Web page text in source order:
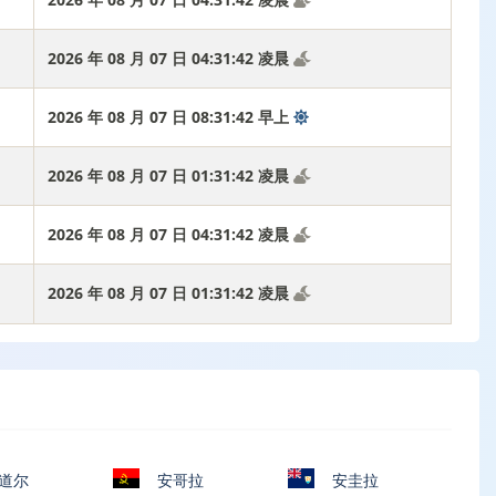
2026 年 08 月 07 日 04:31:43 凌晨
2026 年 08 月 07 日 08:31:43 早上
2026 年 08 月 07 日 01:31:43 凌晨
2026 年 08 月 07 日 04:31:43 凌晨
2026 年 08 月 07 日 01:31:43 凌晨
尔 安哥拉 安圭拉